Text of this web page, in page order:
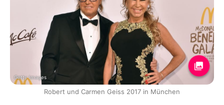
Getty Images
Robert und Carmen Geiss 2017 in München